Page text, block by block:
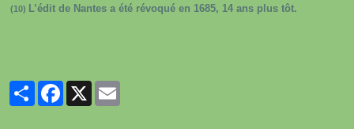
(10) L’édit de Nantes a été révoqué en 1685, 14 ans plus tôt.
PartagerFacebook
X